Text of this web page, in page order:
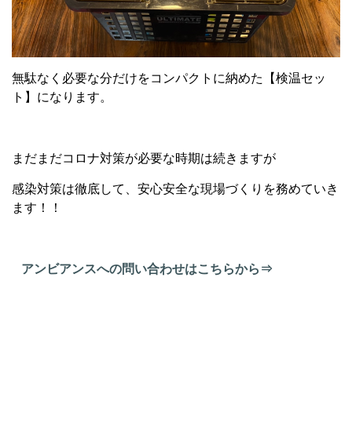
無駄なく必要な分だけをコンパクトに納めた【検温セッ
ト】になります。
まだまだコロナ対策が必要な時期は続きますが
感染対策は徹底して、安心安全な現場づくりを務めていき
ます！！
アンビアンスへの問い合わせはこちらから⇒